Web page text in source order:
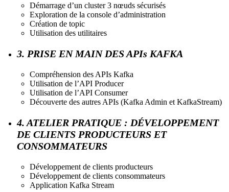
Démarrage d’un cluster 3 nœuds sécurisés
Exploration de la console d’administration
Création de topic
Utilisation des utilitaires
3. PRISE EN MAIN DES APIs KAFKA
Compréhension des APIs Kafka
Utilisation de l’API Producer
Utilisation de l’API Consumer
Découverte des autres APIs (Kafka Admin et KafkaStream)
4. ATELIER PRATIQUE : DÉVELOPPEMENT
DE CLIENTS PRODUCTEURS ET
CONSOMMATEURS
Développement de clients producteurs
Développement de clients consommateurs
Application Kafka Stream